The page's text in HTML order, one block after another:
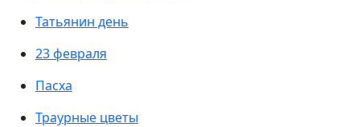
Татьянин день
23 февраля
Пасха
Траурные цветы